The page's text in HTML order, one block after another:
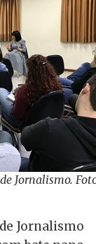
Jornalismo.
Jornalismo